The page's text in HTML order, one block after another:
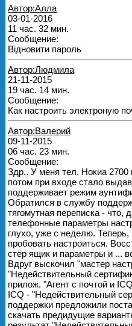
Автор:Алла
03-01-2016
11 час. 32 мин.
Сообщение:
Відновити пароль
Автор:Людмила
21-11-2015
19 час. 14 мин.
Сообщение:
Как настроить электроную
Автор:Валерий
09-11-2015
06 час. 23 мин.
Сообщение:
Здр.. У меня тел. Нокиа 2700
потом при входе стало
поддерживает режим
Обратился в службу
тягомутная переписка - что,
телефонные параметры
глухо, уже с неделю.
пробовать настроиться.
стёр ящик и параметры и ...
Вдруг выскочил "мастер
"Недействительный
прилож. "Агент с почтой и
ICQ - "Недействительный
поддержки предложили
скачать предидущие